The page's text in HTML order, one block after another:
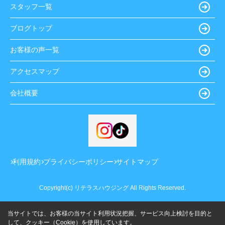
スタッフ一覧
ブログトップ
お客様の声一覧
アクセスマップ
会社概要
利用規約 プライバシーポリシー サイトマップ
Copyright(c) リテラスハウジング All Rights Reserved.
当サイトでは、お客様の当サイト利用状況把握、サービス向上検討を目的と
して、クッキー（Cookie）を使用しています。